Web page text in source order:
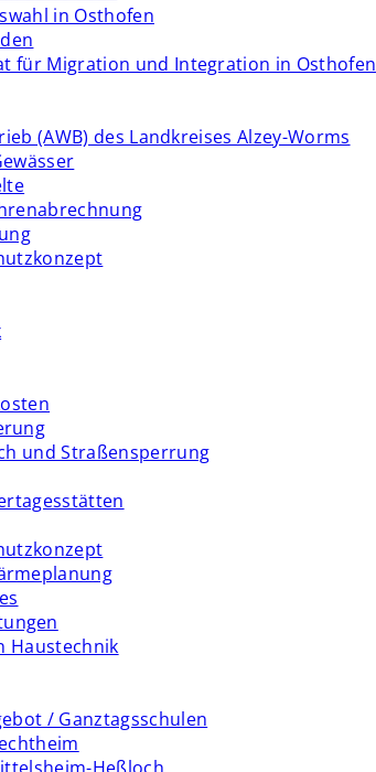
in Osthofen
für Migration und Integration in Osthofen
(AWB) des Landkreises Alzey-Worms
und Straßensperrung
Haustechnik
/ Ganztagsschulen